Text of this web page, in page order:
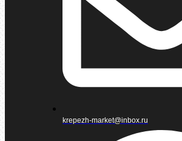
krepezh-market@inbox.ru